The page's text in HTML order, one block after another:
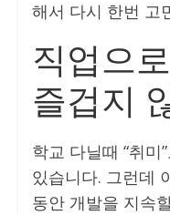
해서 다시 한번 고
직업으
즐겁지
학교 다닐때 “취미
있습니다. 그런데
동안 개발을 지속